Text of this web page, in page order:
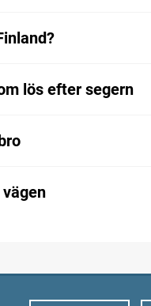
lös efter segern